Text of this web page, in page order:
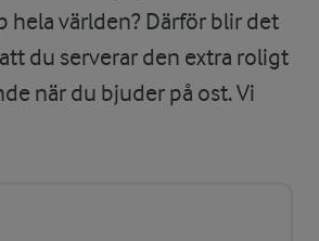
hela världen? Därför blir det
du serverar den extra roligt
när du bjuder på ost. Vi